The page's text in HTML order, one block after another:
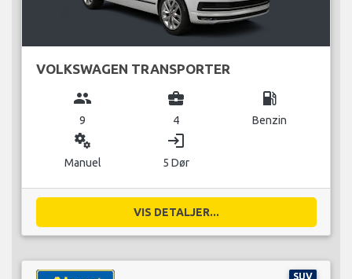
VOLKSWAGEN TRANSPORTER
group
9
business_center
4
local_gas_station
Benzin
miscellaneous_services
Manuel
login
5 Dør
VIS DETALJER...
SUV